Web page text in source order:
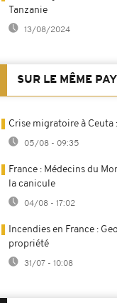
Tanzanie
13/08/2024
SUR LE MÊME
Crise migratoire à Ceuta
05/08 - 09:35
France : Médecins du
la canicule
04/08 - 17:02
Incendies en France :
propriété
31/07 - 10:08